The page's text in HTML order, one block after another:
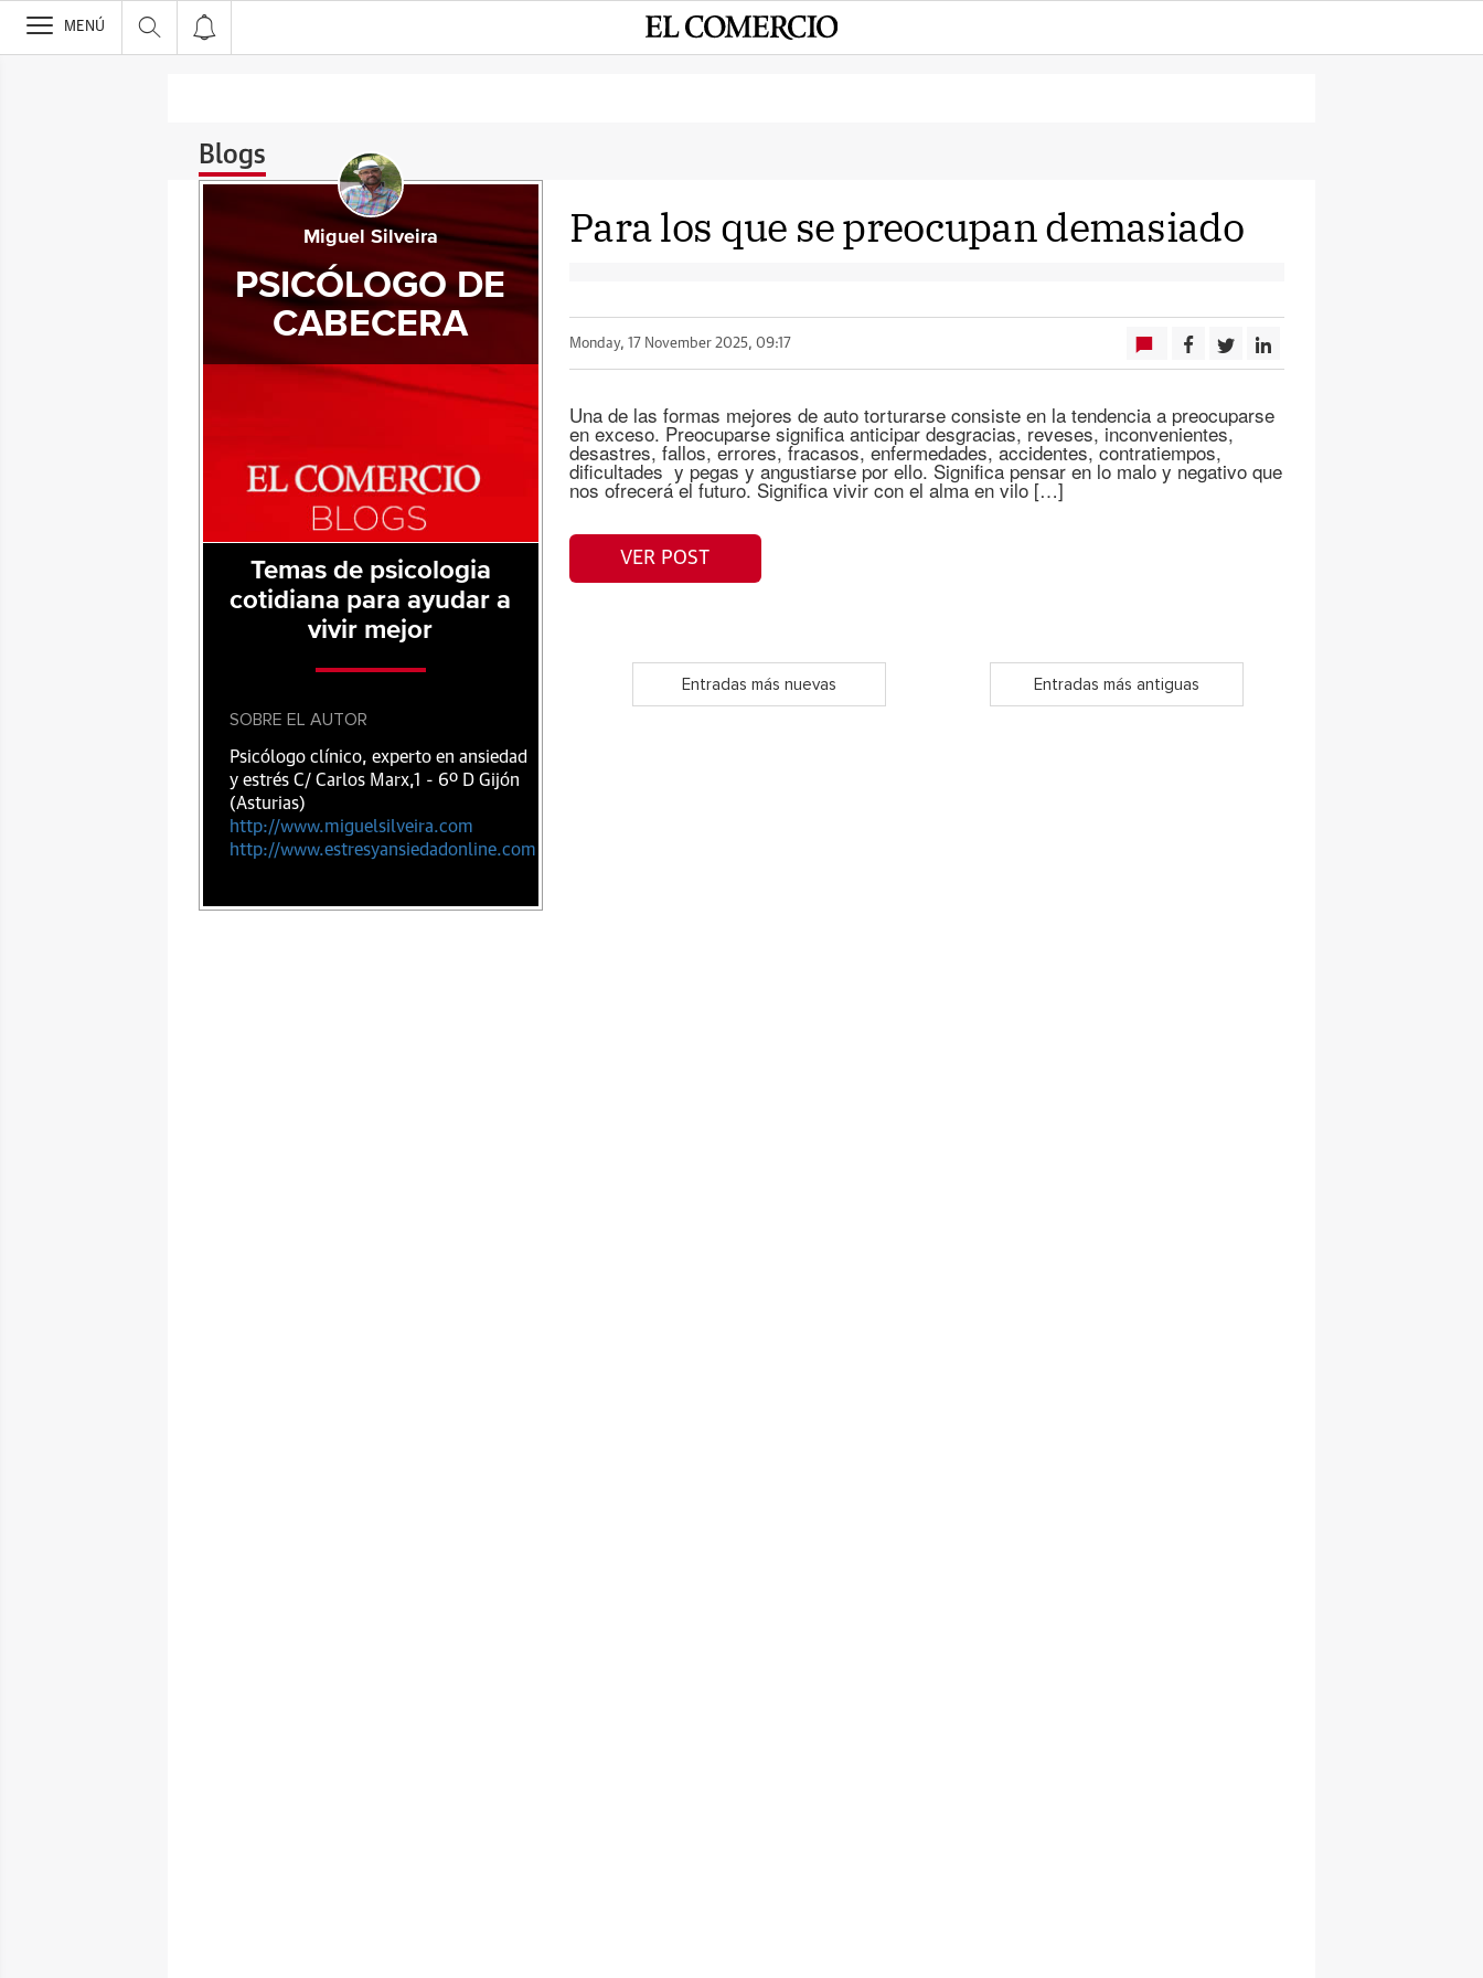
>
MENÚ
Blogs
Para los que se preocupan demasiado
Monday, 17 November 2025, 09:17
Una de las formas mejores de auto torturarse consiste en la tendencia a preocuparse
en exceso. Preocuparse significa anticipar desgracias, reveses, inconvenientes,
desastres, fallos, errores, fracasos, enfermedades, accidentes, contratiempos,
dificultades y pegas y angustiarse por ello. Significa pensar en lo malo y negativo que
nos ofrecerá el futuro. Significa vivir con el alma en vilo […]
VER POST
Entradas más nuevas Entradas más antiguas
Miguel Silveira
PSICÓLOGO DE
CABECERA
Temas de psicologia
cotidiana para ayudar a
vivir mejor
SOBRE EL AUTOR
Psicólogo clínico, experto en ansiedad
y estrés C/ Carlos Marx,1 - 6º D Gijón
(Asturias)
http://www.miguelsilveira.com
http://www.estresyansiedadonline.com